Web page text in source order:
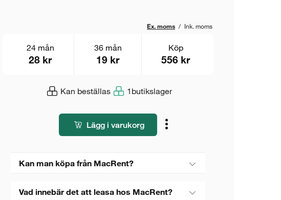
Ex. moms / Ink. moms
Kan beställas 1 butikslager
24 mån
28 kr
36 mån
19 kr
Köp
556 kr
Lägg i varukorg
Kan man köpa från MacRent?
Vad innebär det att leasa hos MacRent?